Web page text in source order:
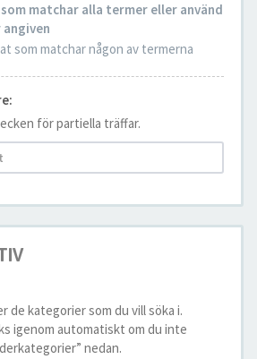
matchar alla termer eller använd
som matchar någon av termerna
för partiella träffar.
de kategorier som du vill söka i.
igenom automatiskt om du inte
nedan.